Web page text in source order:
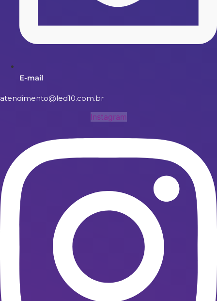
E-mail
atendimento@led10.com.br
Instagram